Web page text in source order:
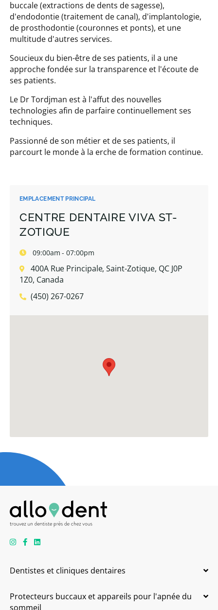
EMPLACEMENT PRINCIPAL
CENTRE DENTAIRE VIVA ST-
ZOTIQUE
09:00am - 07:00pm
400A Rue Principale, Saint-Zotique, QC J0P
1Z0, Canada
(450) 267-0267
buccale (extractions de dents de sagesse),
d'endodontie (traitement de canal), d'implantologie,
de prosthodontie (couronnes et ponts), et une
multitude d'autres services.
Soucieux du bien-être de ses patients, il a une
approche fondée sur la transparence et l'écoute de
ses patients.
Le Dr Tordjman est à l'affut des nouvelles
technologies afin de parfaire continuellement ses
techniques.
Passionné de son métier et de ses patients, il
parcourt le monde à la erche de formation continue.
Dentistes et cliniques dentaires
Protecteurs buccaux et appareils pour l'apnée du
sommeil